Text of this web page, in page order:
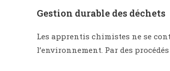
Gestion durable des déchets
Les apprentis chimistes ne se
l’environnement. Par des